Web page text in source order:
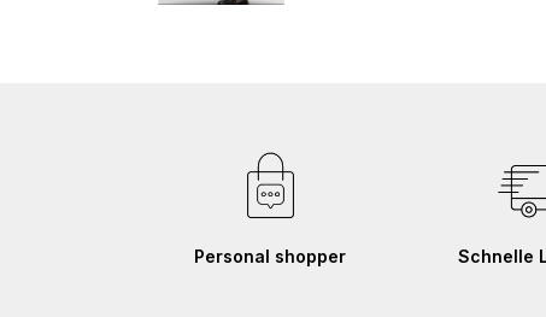
Personal shopper Schnelle